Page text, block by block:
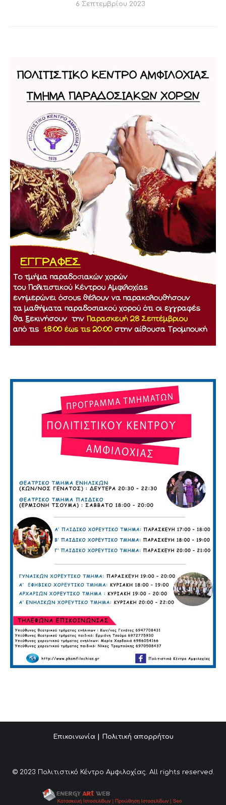
6 Σεπτεμβρίου 2023
Επικοινωνία | Πολιτική απορρήτου
© 2023 Πολιτιστικό Κέντρο Αμφιλοχίας. All rights reserved.